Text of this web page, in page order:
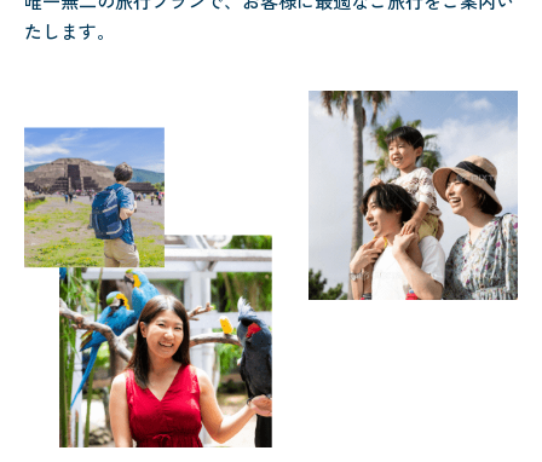
たします。